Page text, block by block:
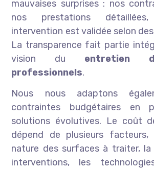
mauvaises surprises : nos
nos prestations
intervention est validée selon
La transparence fait partie
vision du entretien
professionnels.
Nous nous adaptons
contraintes budgétaires en
solutions évolutives. Le coût
dépend de plusieurs facteurs,
nature des surfaces à traiter,
interventions, les